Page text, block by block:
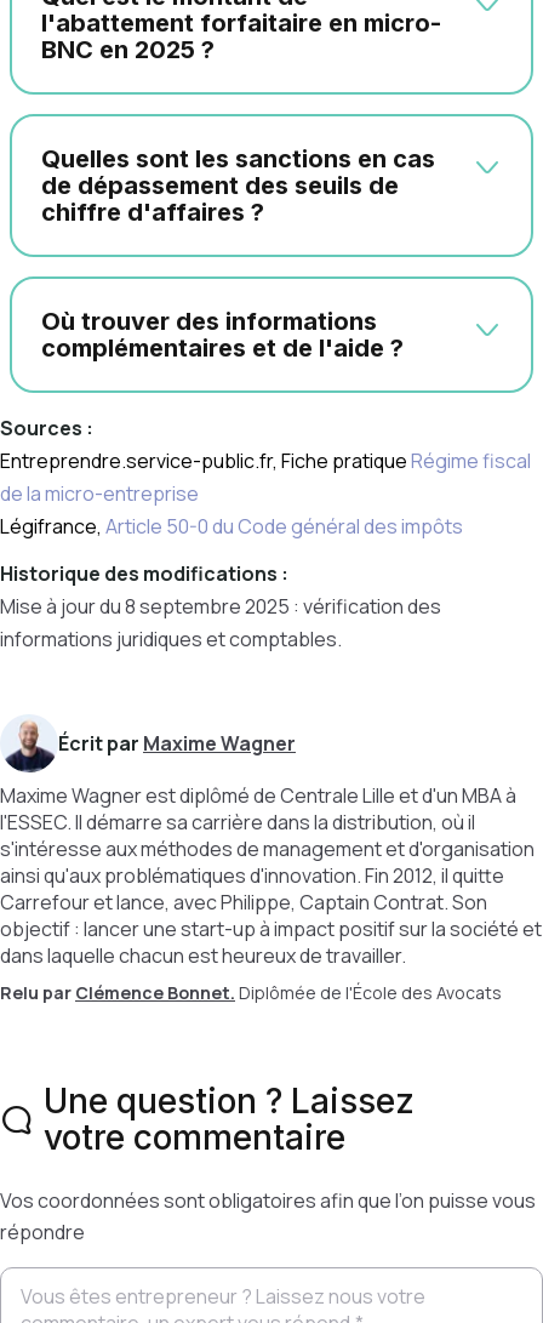
l'abattement forfaitaire en micro-
BNC en 2025 ?
Quelles sont les sanctions en cas
de dépassement des seuils de
chiffre d'affaires ?
Où trouver des informations
complémentaires et de l'aide ?
Sources :
Entreprendre.service-public.fr, Fiche pratiqueRégime fiscal
de la micro-entreprise
Légifrance, Article 50-0 du Code général des impôts
Historique des modifications :
Mise à jour du 8 septembre 2025 : vérification des
informations juridiques et comptables.
Écrit par Maxime Wagner
Maxime Wagner est diplômé de Centrale Lille et d'un MBA à
l'ESSEC. Il démarre sa carrière dans la distribution, où il
s'intéresse aux méthodes de management et d'organisation
ainsi qu'aux problématiques d'innovation. Fin 2012, il quitte
Carrefour et lance, avec Philippe, Captain Contrat. Son
objectif : lancer une start-up à impact positif sur la société et
dans laquelle chacun est heureux de travailler.
Relu par Clémence Bonnet. Diplômée de l'École des Avocats
Une question ? Laissez
votre commentaire
Vos coordonnées sont obligatoires afin que l’on puisse vous
répondre